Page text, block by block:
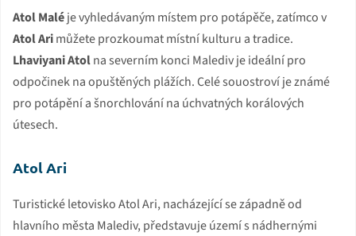
Atol Maléje vyhledávaným místem pro potápěče, zatímco v
Atol Arimůžete prozkoumat místní kulturu a tradice.
Lhaviyani Atolna severním konci Malediv je ideální pro
odpočinek na opuštěných plážích. Celé souostroví je známé
pro potápění a šnorchlování na úchvatných korálových
útesech.
Atol Ari
Turistické letovisko Atol Ari, nacházející se západně od
hlavního města Malediv, představuje území s nádhernými